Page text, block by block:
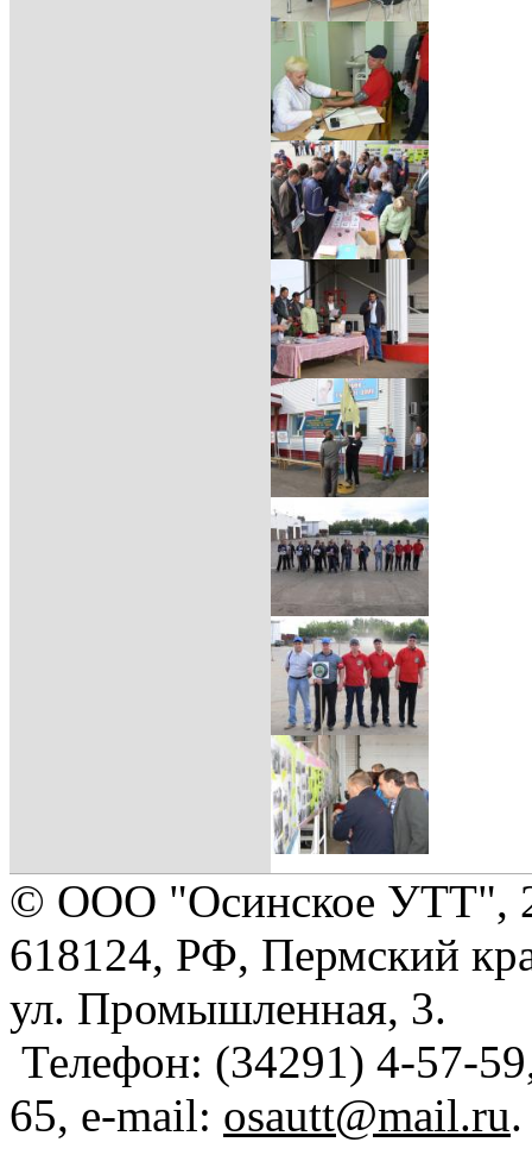
© ООО "Осинское УТТ",
618124, РФ, Пермский
ул. Промышленная, 3.
Телефон: (34291) 4-57-
65, e-mail: osautt@mail.ru.